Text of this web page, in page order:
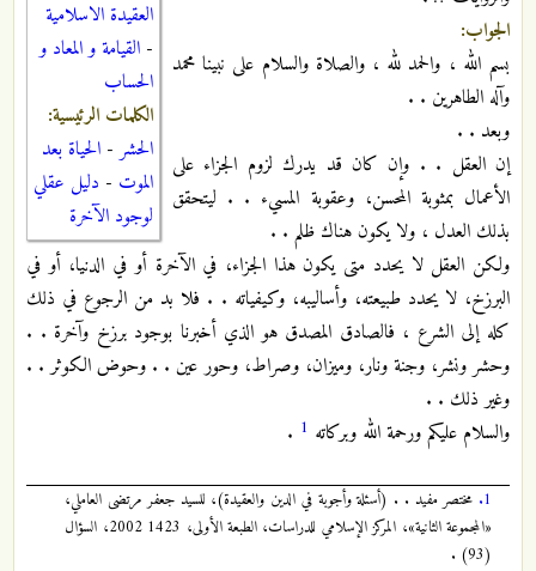
العقيدة الاسلامية
- القيامة و المعاد و
الحساب
الكلمات الرئيسية:
الحشر - الحياة بعد
الموت - دليل عقلي
لوجود الآخرة
الجواب:
بسم الله ، والحمد لله ، والصلاة والسلام على نبينا محمد
وآله الطاهرين . .
وبعد . .
إن العقل . . وإن كان قد يدرك لزوم الجزاء على
الأعمال بمثوبة المحسن، وعقوبة المسيء . . ليتحقق
بذلك العدل ، ولا يكون هناك ظلم . .
ولكن العقل لا يحدد متى يكون هذا الجزاء، في الآخرة أو في الدنيا، أو في
البرزخ، لا يحدد طبيعته، وأساليبه، وكيفياته . . فلا بد من الرجوع في ذلك
كله إلى الشرع ، فالصادق المصدق هو الذي أخبرنا بوجود برزخ وآخرة . .
وحشر ونشر، وجنة ونار، وميزان، وصراط، وحور عين . . وحوض الكوثر . .
وغير ذلك . .
والسلام عليكم ورحمة الله وبركاته 1
.
1. مختصر مفيد . . (أسئلة وأجوبة في الدين والعقيدة)، للسيد جعفر مرتضى العاملي،
«المجموعة الثانية»، المركز الإسلامي للدراسات، الطبعة الأولى، 1423 2002، السؤال
(93) .